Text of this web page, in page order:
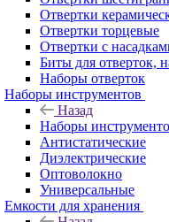
Отвертки
Отвертки торцевые
Отвертки с
Биты для отверток,
Наборы отверток
Наборы инструментов
Назад
Наборы
Антистатические
Диэлектрические
Оптоволокно
Универсальные
Емкости для хранения